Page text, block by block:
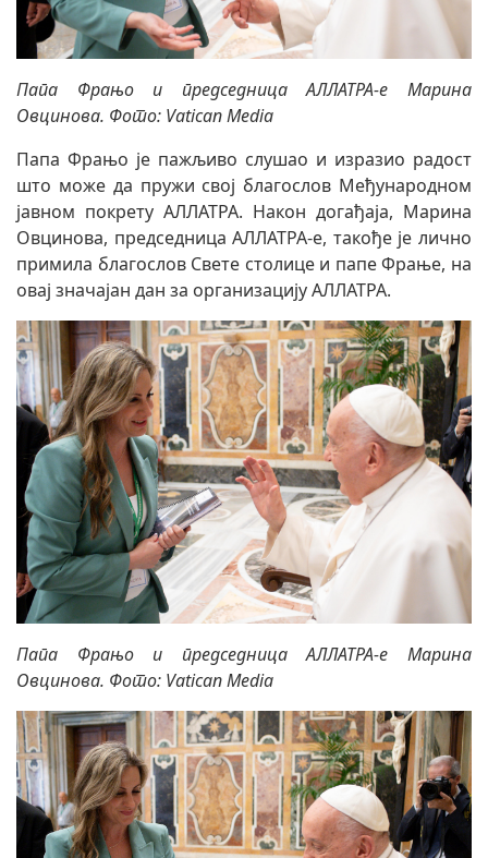
Папа Фрањо и председница АЛЛАТРА-е Марина
Овцинова. Фото: Vatican Media
Папа Фрањо је пажљиво слушао и изразио радост
што може да пружи свој благослов Међународном
јавном покрету АЛЛАТРА. Након догађаја, Марина
Овцинова, председница АЛЛАТРА-е, такође је лично
примила благослов Свете столице и папе Фрање, на
овај значајан дан за организацију АЛЛАТРА.
Папа Фрањо и председница АЛЛАТРА-е Марина
Овцинова. Фото: Vatican Media